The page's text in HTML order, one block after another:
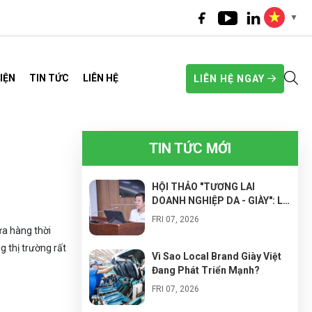
▼
TIN TỨC LIÊN HỆ LIÊN HỆ NGAY
hàng thời
thị trường rất
TIN TỨC MỚI
HỘI THẢO "TƯƠNG LAI
DOANH NGHIỆP DA - GIÀY": LỘ
TRÌNH CHUYỂN ĐỔI SANG
TỐI ƯU CHI PHÍ
FRI 07, 2026
Vì Sao Local Brand Giày Việt
Đang Phát Triển Mạnh?
FRI 07, 2026